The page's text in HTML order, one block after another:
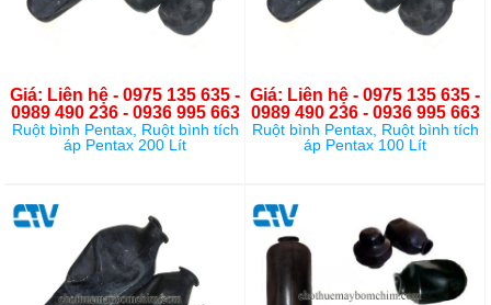
Giá: Liên hệ - 0975 135 635 -
0989 490 236 - 0936 995 663
Ruột bình Pentax, Ruột bình tích
áp Pentax 200 Lít
Giá: Liên hệ - 0975 135 635 -
0989 490 236 - 0936 995 663
Ruột bình Pentax, Ruột bình tích
áp Pentax 100 Lít